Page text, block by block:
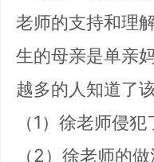
老师的支持和理
生的母亲是单亲
越多的人知道了
（1）徐老师侵
（2）徐老师的